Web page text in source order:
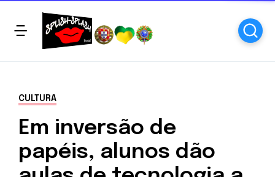
CULTURA
Em inversão de
papéis, alunos dão